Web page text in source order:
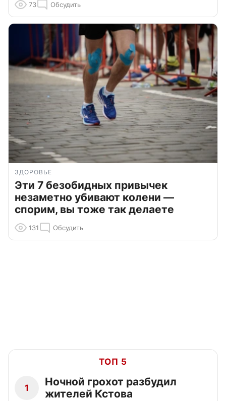
73 Обсудить
ЗДОРОВЬЕ
Эти 7 безобидных привычек
незаметно убивают колени —
спорим, вы тоже так делаете
131 Обсудить
ТОП 5
1
Ночной грохот разбудил
жителей Кстова